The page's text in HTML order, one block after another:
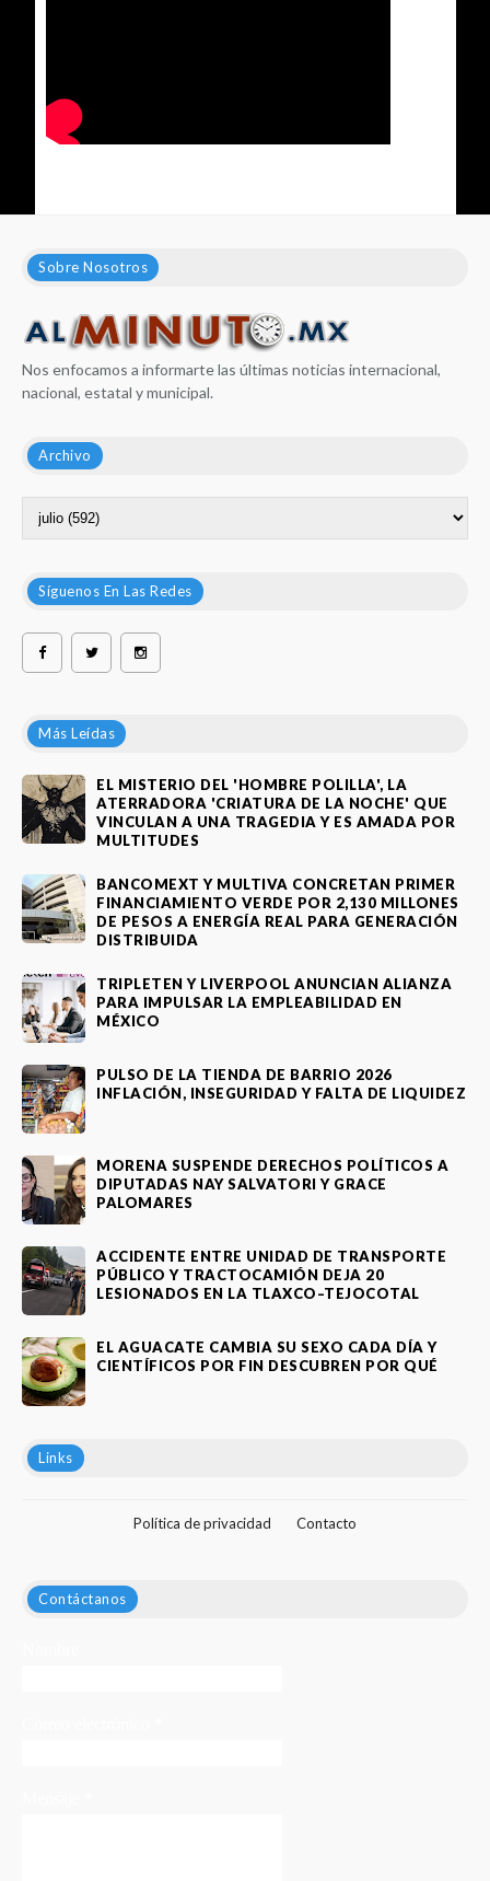
Sobre Nosotros
Nos enfocamos a informarte las últimas noticias internacional,
nacional, estatal y municipal.
Archivo
Síguenos En Las Redes
Más Leídas
EL MISTERIO DEL 'HOMBRE POLILLA', LA
ATERRADORA 'CRIATURA DE LA NOCHE' QUE
VINCULAN A UNA TRAGEDIA Y ES AMADA POR
MULTITUDES
BANCOMEXT Y MULTIVA CONCRETAN PRIMER
FINANCIAMIENTO VERDE POR 2,130 MILLONES
DE PESOS A ENERGÍA REAL PARA GENERACIÓN
DISTRIBUIDA
TRIPLETEN Y LIVERPOOL ANUNCIAN ALIANZA
PARA IMPULSAR LA EMPLEABILIDAD EN
MÉXICO
PULSO DE LA TIENDA DE BARRIO 2026
INFLACIÓN, INSEGURIDAD Y FALTA DE LIQUIDEZ
MORENA SUSPENDE DERECHOS POLÍTICOS A
DIPUTADAS NAY SALVATORI Y GRACE
PALOMARES
ACCIDENTE ENTRE UNIDAD DE TRANSPORTE
PÚBLICO Y TRACTOCAMIÓN DEJA 20
LESIONADOS EN LA TLAXCO–TEJOCOTAL
EL AGUACATE CAMBIA SU SEXO CADA DÍA Y
CIENTÍFICOS POR FIN DESCUBREN POR QUÉ
Links
Política de privacidad Contacto
Contáctanos